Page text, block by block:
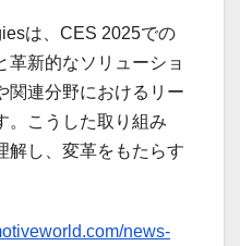
は、CES 2025での
革新的なソリューショ
関連分野におけるリー
。こうした取り組み
解し、変革をもたらす
news-